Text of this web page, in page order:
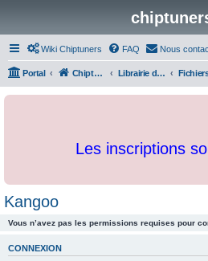
Wiki Chiptuners FAQ Nous
Portal Chiptuners.fr Librairie de documents et originaux
Les inscriptions
Kangoo
Vous n’avez pas les permissions requises pour
CONNEXION